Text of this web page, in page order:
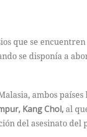
que se
se disponía a
ambos países
Kang Chol, al
del asesinato